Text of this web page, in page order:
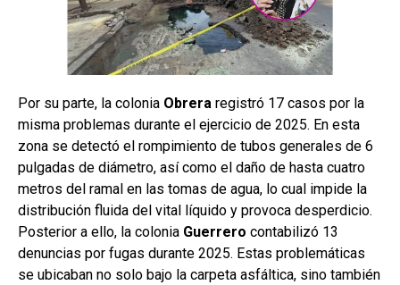
Por su parte, la colonia Obrera registró 17 casos por la
misma problemas durante el ejercicio de 2025. En esta
zona se detectó el rompimiento de tubos generales de 6
pulgadas de diámetro, así como el daño de hasta cuatro
metros del ramal en las tomas de agua, lo cual impide la
distribución fluida del vital líquido y provoca desperdicio.
Posterior a ello, la colonia Guerrero contabilizó 13
denuncias por fugas durante 2025. Estas problemáticas
se ubicaban no solo bajo la carpeta asfáltica, sino también